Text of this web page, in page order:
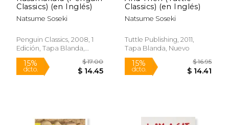
15%
dcto. $ 13.60
15%
dcto. $
Classics) (en Inglés)
Natsume Soseki
Penguin Classics, 2008, 1
Edición, Tapa Blanda,
Nuevo
Classics) (en Inglés)
Natsume Soseki
Tuttle Publishing, 2011,
Tapa Blanda, Nuevo